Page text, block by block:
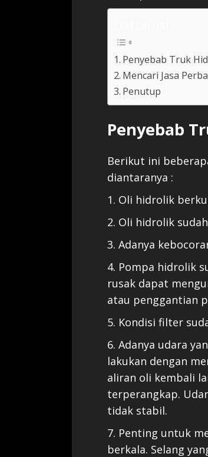
Penyebab Truk
Mencari Jasa
Penutup
Penyebab
Berikut ini
diantaranya :
1. Oli hidrolik
2. Oli hidrolik
3. Adanya
4. Pompa hidrolik
rusak dapat
atau penggantian
5. Kondisi filter
6. Adanya udara
lakukan dengan
aliran oli kembali
terperangkap.
tidak stabil.
7. Penting untuk
berkala. Selang